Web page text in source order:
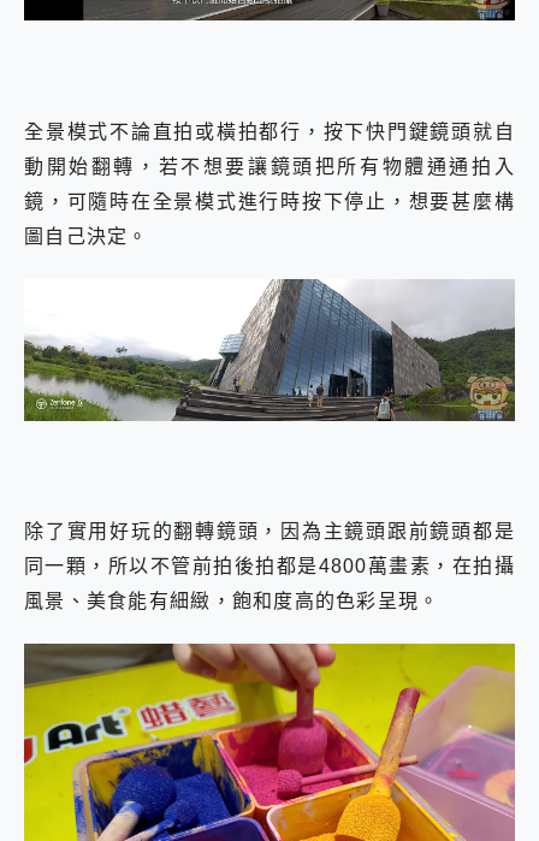
全景模式不論直拍或橫拍都行，按下快門鍵鏡頭就自
動開始翻轉，若不想要讓鏡頭把所有物體通通拍入
鏡，可隨時在全景模式進行時按下停止，想要甚麼構
圖自己決定。
除了實用好玩的翻轉鏡頭，因為主鏡頭跟前鏡頭都是
同一顆，所以不管前拍後拍都是4800萬畫素，在拍攝
風景、美食能有細緻，飽和度高的色彩呈現。